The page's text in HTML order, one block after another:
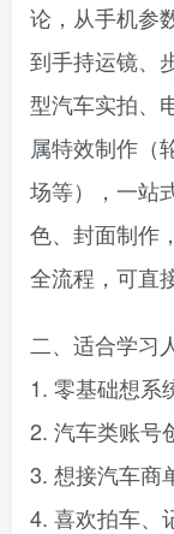
论，从手机参
到手持运镜、
型汽车实拍、
属特效制作（
场等），一站
色、封面制作
全流程，可直
二、适合学习
1. 零基础想系
2. 汽车类账号
3. 想接汽车商
4. 喜欢拍车、